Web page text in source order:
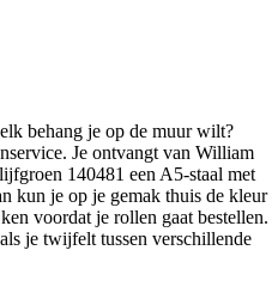
behang je op de muur wilt?
Je ontvangt van William
140481 een A5-staal met
kun je op je gemak thuis de kleur
voordat je rollen gaat bestellen.
je twijfelt tussen verschillende